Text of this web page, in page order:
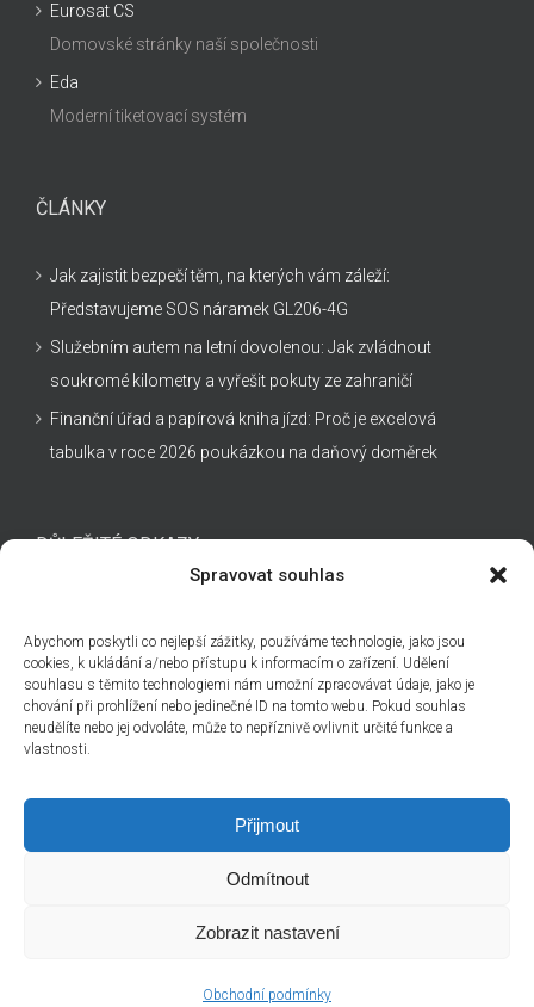
Spravovat souhlas
Abychom poskytli co nejlepší zážitky, používáme technologie, jako jsou
cookies, k ukládání a/nebo přístupu k informacím o zařízení. Udělení
souhlasu s těmito technologiemi nám umožní zpracovávat údaje, jako je
chování při prohlížení nebo jedinečné ID na tomto webu. Pokud souhlas
neudělíte nebo jej odvoláte, může to nepříznivě ovlivnit určité funkce a
vlastnosti.
Přijmout
Odmítnout
Zobrazit nastavení
Obchodní podmínky
Eurosat CS
Domovské stránky naší společnosti
Eda
Moderní tiketovací systém
ČLÁNKY
Jak zajistit bezpečí těm, na kterých vám záleží:
Představujeme SOS náramek GL206-4G
Služebním autem na letní dovolenou: Jak zvládnout
soukromé kilometry a vyřešit pokuty ze zahraničí
Finanční úřad a papírová kniha jízd: Proč je excelová
tabulka v roce 2026 poukázkou na daňový doměrek
DŮLEŽITÉ ODKAZY
Technická podpora
Obchodní podmínky
Cenová nabídka
FacebookInstagramLinkedIn